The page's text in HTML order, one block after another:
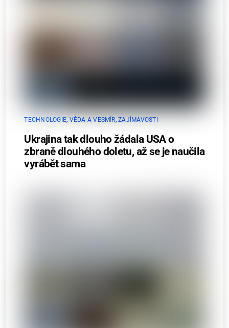
TECHNOLOGIE VĚDA A VESMÍR ,ZAJÍMAVOSTI
Ukrajina tak dlouho žádala USA o
zbraně dlouhého doletu, až se je naučila
vyrábět sama